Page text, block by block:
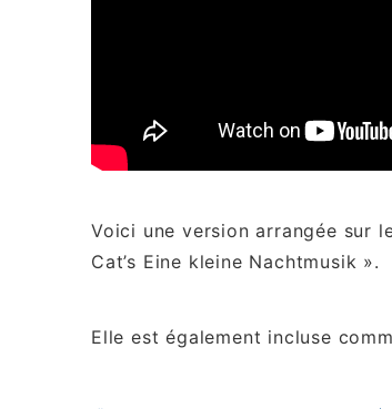
Voici une version arrangée sur
Cat’s Eine kleine Nachtmusik ».
Elle est également incluse